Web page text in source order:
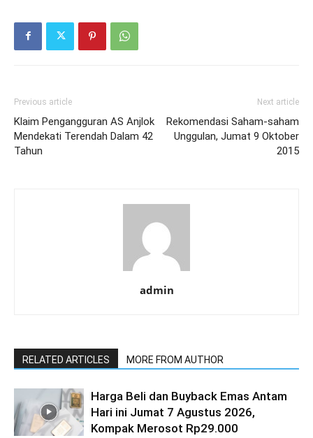
Previous article
Klaim Pengangguran AS Anjlok
Mendekati Terendah Dalam 42
Tahun
Next article
Rekomendasi Saham-saham
Unggulan, Jumat 9 Oktober
2015
admin
RELATED ARTICLES MORE FROM AUTHOR
Harga Beli dan Buyback Emas Antam
Hari ini Jumat 7 Agustus 2026,
Kompak Merosot Rp29.000